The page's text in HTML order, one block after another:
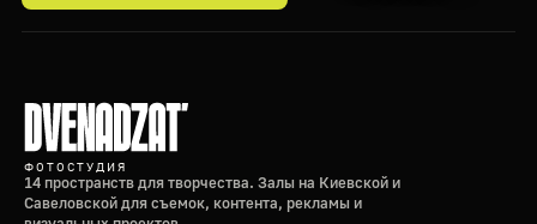
ФОТОСТУДИЯ
14 пространств для творчества. Залы на Киевской и
Савеловской для съемок, контента, рекламы и